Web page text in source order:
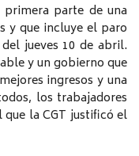
parte de una
y que incluye el paro
jueves 10 de abril.
y un gobierno que
ingresos y una
los trabajadores
la CGT justificó el